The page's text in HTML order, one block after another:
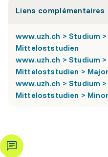
Liens complémentaires
www.uzh.ch > Studium
Mitteloststudien
www.uzh.ch > Studium
Mitteloststudien > Major
www.uzh.ch > Studium
Mitteloststudien > Minor